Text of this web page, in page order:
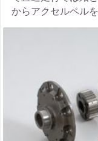
からアクセルペル